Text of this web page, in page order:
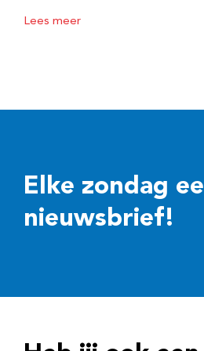
Lees meer
Elke zondag
nieuwsbrief!